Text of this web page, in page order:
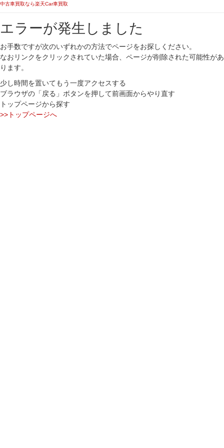
中古車買取なら楽天Car車買取
エラーが発生しました
お手数ですが次のいずれかの方法でページをお探しください。
なおリンクをクリックされていた場合、ページが削除された可能性があ
ります。
少し時間を置いてもう一度アクセスする
ブラウザの「戻る」ボタンを押して前画面からやり直す
トップページから探す
>>トップページへ